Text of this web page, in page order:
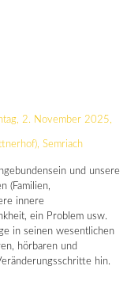
2. November 2025,
Semriach
und unsere
(Familien,
innere
ein Problem usw.
in seinen wesentlichen
hörbaren und
hin.